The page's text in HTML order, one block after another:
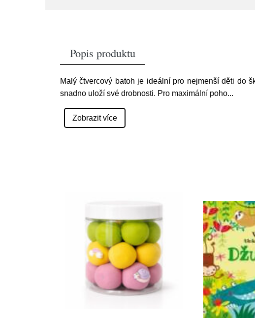
Popis produktu
Malý čtvercový batoh je ideální pro nejmenší děti do
snadno uloží své drobnosti. Pro maximální poho...
Zobrazit více